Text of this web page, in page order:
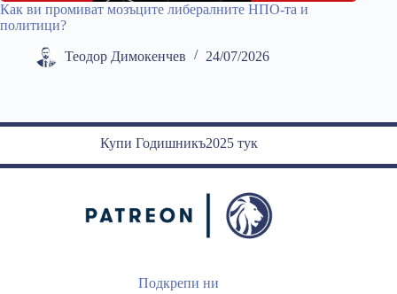
Как ви промиват мозъците либералните НПО-та и
политици?
Теодор Димокенчев 24/07/2026
Купи Годишникъ2025 тук
Подкрепи ни